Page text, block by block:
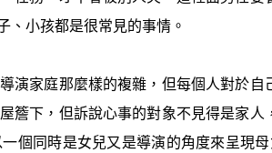
、小孩都是很常見的事情。
演家庭那麼樣的複雜，但每個人對於自
簷下，但訴說心事的對象不見得是家人
個同時是女兒又是導演的角度來呈現